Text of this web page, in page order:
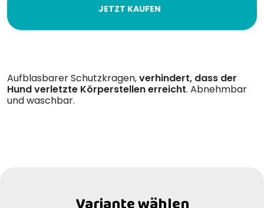
JETZT KAUFEN
Aufblasbarer Schutzkragen,verhindert, dass der
Hund verletzte Körperstellen erreicht. Abnehmbar
und waschbar.